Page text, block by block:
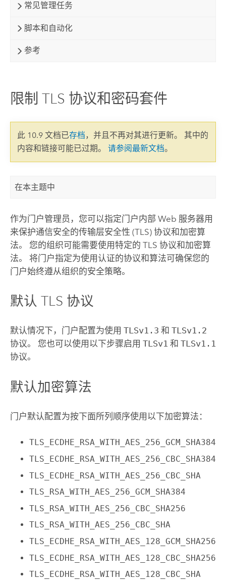
常见管理任务
脚本和自动化
参考
限制 TLS 协议和密码套件
此 10.9 文档已存档，并且不再对其进行更新。 其中的
内容和链接可能已过期。 请参阅最新文档。
在本主题中
作为门户管理员，您可以指定门户内部 Web 服务器用
来保护通信安全的传输层安全性 (TLS) 协议和加密算
法。 您的组织可能需要使用特定的 TLS 协议和加密算
法。 将门户指定为使用认证的协议和算法可确保您的
门户始终遵从组织的安全策略。
默认 TLS 协议
默认情况下，门户配置为使用 TLSv1.3 和 TLSv1.2
协议。 您也可以使用以下步骤启用 TLSv1 和 TLSv1.1
协议。
默认加密算法
门户默认配置为按下面所列顺序使用以下加密算法：
TLS_ECDHE_RSA_WITH_AES_256_GCM_SHA384
TLS_ECDHE_RSA_WITH_AES_256_CBC_SHA384
TLS_ECDHE_RSA_WITH_AES_256_CBC_SHA
TLS_RSA_WITH_AES_256_GCM_SHA384
TLS_RSA_WITH_AES_256_CBC_SHA256
TLS_RSA_WITH_AES_256_CBC_SHA
TLS_ECDHE_RSA_WITH_AES_128_GCM_SHA256
TLS_ECDHE_RSA_WITH_AES_128_CBC_SHA256
TLS_ECDHE_RSA_WITH_AES_128_CBC_SHA